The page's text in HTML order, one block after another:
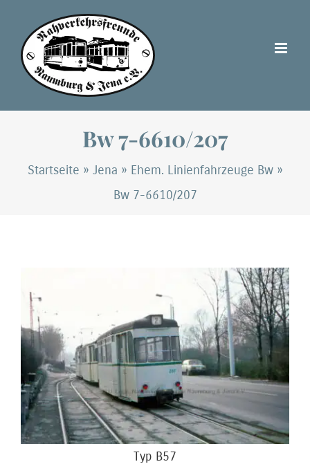
Inhalt
springen
Bw 7-6610/207
Startseite » Jena » Ehem. Linienfahrzeuge Bw»
Bw 7-6610/207
grösseres
Bild
Typ B57